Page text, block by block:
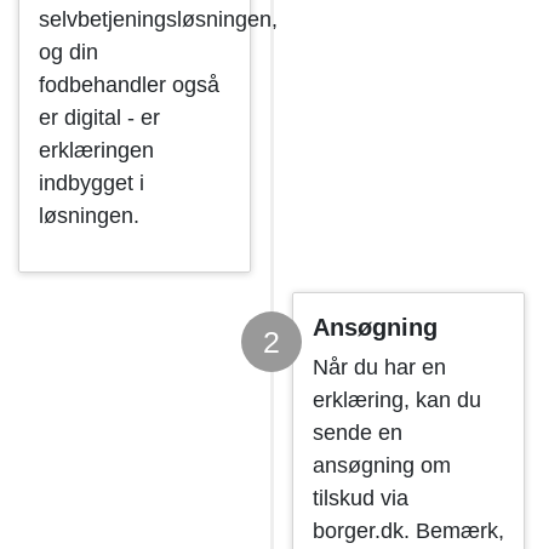
selvbetjeningsløsningen,
og din
fodbehandler også
er digital - er
erklæringen
indbygget i
løsningen.
2 Ansøgning
Når du har en
erklæring, kan du
sende en
ansøgning om
tilskud via
borger.dk. Bemærk,